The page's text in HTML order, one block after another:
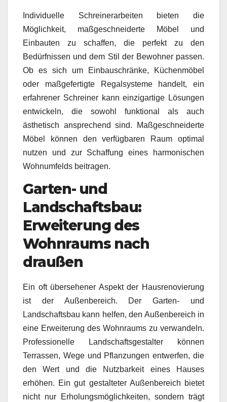
Individuelle Schreinerarbeiten bieten die
Möglichkeit, maßgeschneiderte Möbel und
Einbauten zu schaffen, die perfekt zu den
Bedürfnissen und dem Stil der Bewohner passen.
Ob es sich um Einbauschränke, Küchenmöbel
oder maßgefertigte Regalsysteme handelt, ein
erfahrener Schreiner kann einzigartige Lösungen
entwickeln, die sowohl funktional als auch
ästhetisch ansprechend sind. Maßgeschneiderte
Möbel können den verfügbaren Raum optimal
nutzen und zur Schaffung eines harmonischen
Wohnumfelds beitragen.
Garten- und
Landschaftsbau:
Erweiterung des
Wohnraums nach
draußen
Ein oft übersehener Aspekt der Hausrenovierung
ist der Außenbereich. Der Garten- und
Landschaftsbau kann helfen, den Außenbereich in
eine Erweiterung des Wohnraums zu verwandeln.
Professionelle Landschaftsgestalter können
Terrassen, Wege und Pflanzungen entwerfen, die
den Wert und die Nutzbarkeit eines Hauses
erhöhen. Ein gut gestalteter Außenbereich bietet
nicht nur Erholungsmöglichkeiten, sondern trägt